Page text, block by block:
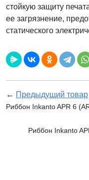
стойкую защиту
ее загрязнение,
статического
← Предыдущий товар
Риббон Inkanto APR 6
Риббон Inkanto